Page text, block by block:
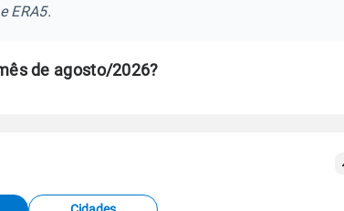
ERA5.
de agosto/2026?